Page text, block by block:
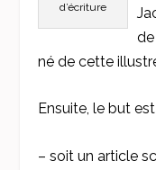
d’écriture
né de cette
Ensuite, le but
– soit un article